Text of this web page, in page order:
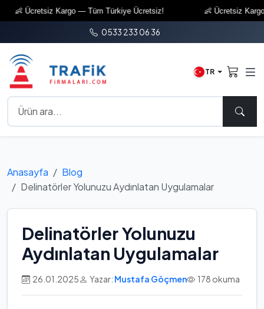
Ücretsiz Kargo — Tüm Türkiye Ücretsiz! 👶 Ücretsiz Kargo —
0533 233 06 36
TR
Anasayfa
Blog
Delinatörler Yolunuzu Aydınlatan Uygulamalar
Delinatörler Yolunuzu
Aydınlatan Uygulamalar
26.01.2025 Yazar: Mustafa Göçmen 178 okuma